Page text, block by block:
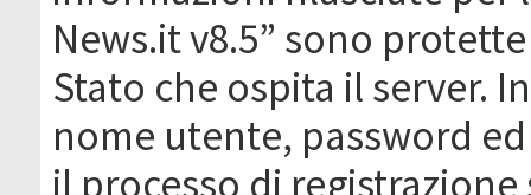
News.it v8.5” sono
Stato che ospita il server.
nome utente, password
il processo di registrazione